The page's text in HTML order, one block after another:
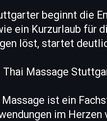
beginnt die
ein Kurzurlaub für
löst, startet
Thai Massage
Massage ist ein
im